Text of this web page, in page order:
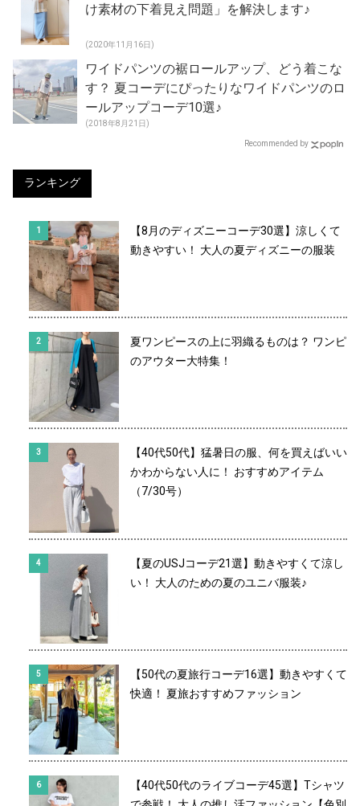
け素材の下着見え問題」を解決します♪
(2020年11月16日)
ワイドパンツの裾ロールアップ、どう着こな
す？ 夏コーデにぴったりなワイドパンツのロ
ールアップコーデ10選♪
(2018年8月21日)
Recommended by
ランキング
【8月のディズニーコーデ30選】涼しくて
動きやすい！ 大人の夏ディズニーの服装
夏ワンピースの上に羽織るものは？ ワンピ
のアウター大特集！
【40代50代】猛暑日の服、何を買えばいい
かわからない人に！ おすすめアイテム
（7/30号）
【夏のUSJコーデ21選】動きやすくて涼し
い！ 大人のための夏のユニバ服装♪
【50代の夏旅行コーデ16選】動きやすくて
快適！ 夏旅おすすめファッション
【40代50代のライブコーデ45選】Tシャツ